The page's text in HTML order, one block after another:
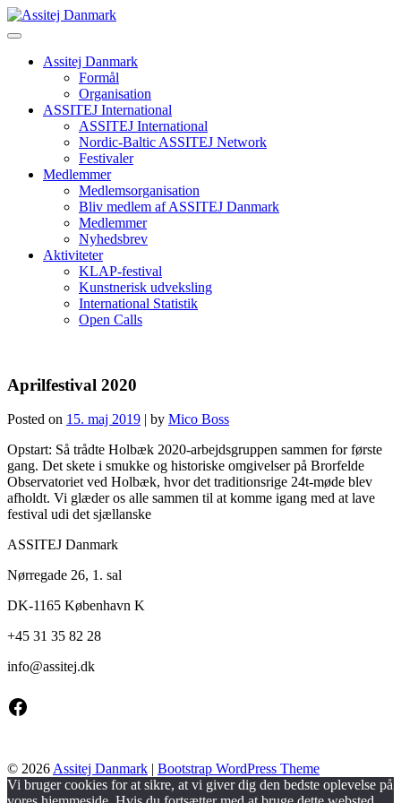
Skip
to
Assitej Danmark
Formål
Organisation
ASSITEJ International
ASSITEJ International
Nordic-Baltic ASSITEJ Network
Festivaler
Medlemmer
Medlemsorganisation
Bliv medlem af ASSITEJ Danmark
Medlemmer
Nyhedsbrev
Aktiviteter
KLAP-festival
Kunstnerisk udveksling
International Statistik
Open Calls
Aprilfestival 2020
Posted on 15. maj 2019 | by Mico Boss
Opstart: Så trådte Holbæk 2020-arbejdsgruppen sammen for første
gang. Det skete i smukke og historiske omgivelser på Brorfelde
Observatoriet ved Holbæk, hvor det traditionsrige 24t-møde blev
afholdt. Vi glæder os alle sammen til at komme igang med at lave
festival udi det sjællanske
ASSITEJ Danmark
Nørregade 26, 1. sal
DK-1165 København K
+45 31 35 82 28
info@assitej.dk
Facebook
© 2026Assitej Danmark | Bootstrap WordPress Theme
Vi bruger cookies for at sikre, at vi giver dig den bedste oplevelse på